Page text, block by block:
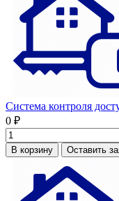
Система контроля
0 ₽
В корзину Оставить